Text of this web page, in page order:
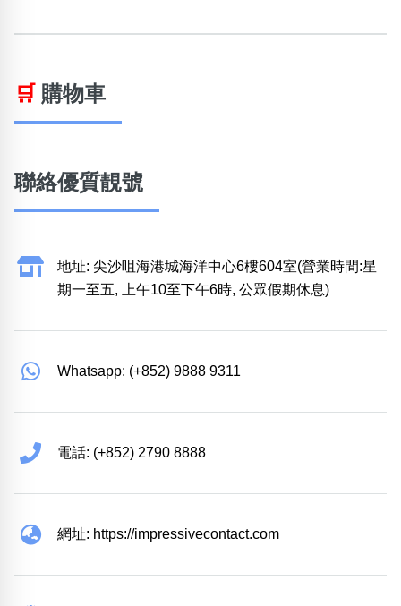
🛒 購物車
聯絡優質靚號
地址: 尖沙咀海港城海洋中心6樓604室(營業時間:星
期一至五, 上午10至下午6時, 公眾假期休息)
Whatsapp: (+852) 9888 9311
電話: (+852) 2790 8888
網址: https://impressivecontact.com